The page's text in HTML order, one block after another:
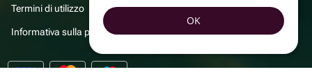
Termini di utilizzo
Informativa sulla privacy TURKISH
OK